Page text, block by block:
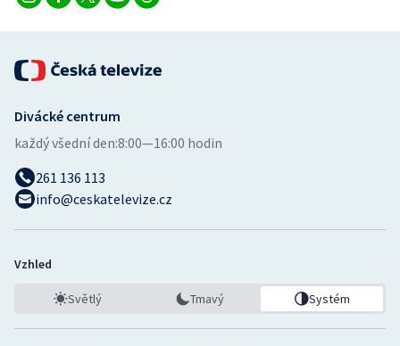
Volejbal
Divácké centrum
každý všední den:8:00—16:00 hodin
261 136 113
info@ceskatelevize.cz
Vzhled
Světlý Tmavý Systém